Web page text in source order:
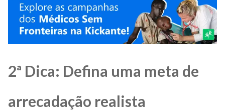
2ª Dica: Defina uma meta de
arrecadação realista